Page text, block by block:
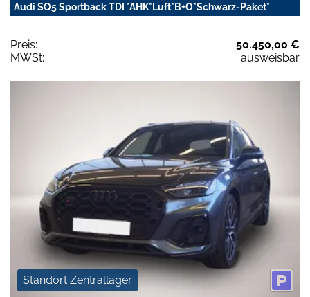
Audi SQ5 Sportback TDI *AHK*Luft*B+O*Schwarz-Paket*
Preis:
50.450,00 €
MWSt:
ausweisbar
Standort Zentrallager